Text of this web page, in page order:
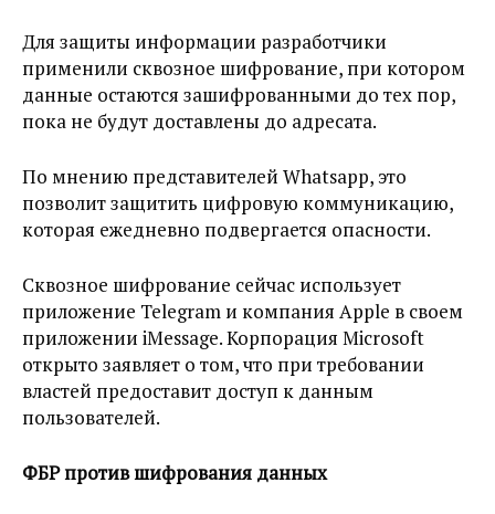
Для защиты информации разработчики
применили сквозное шифрование, при котором
данные остаются зашифрованными до тех пор,
пока не будут доставлены до адресата.
По мнению представителей Whatsapp, это
позволит защитить цифровую коммуникацию,
которая ежедневно подвергается опасности.
Сквозное шифрование сейчас использует
приложение Telegram и компания Apple в своем
приложении iMessage. Корпорация Microsoft
открыто заявляет о том, что при требовании
властей предоставит доступ к данным
пользователей.
ФБР против шифрования данных